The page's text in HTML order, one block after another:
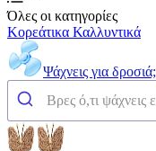
Όλες οι κατηγορίες
Κορεάτικα Καλλυντικά
Ψάχνεις για δροσιά;